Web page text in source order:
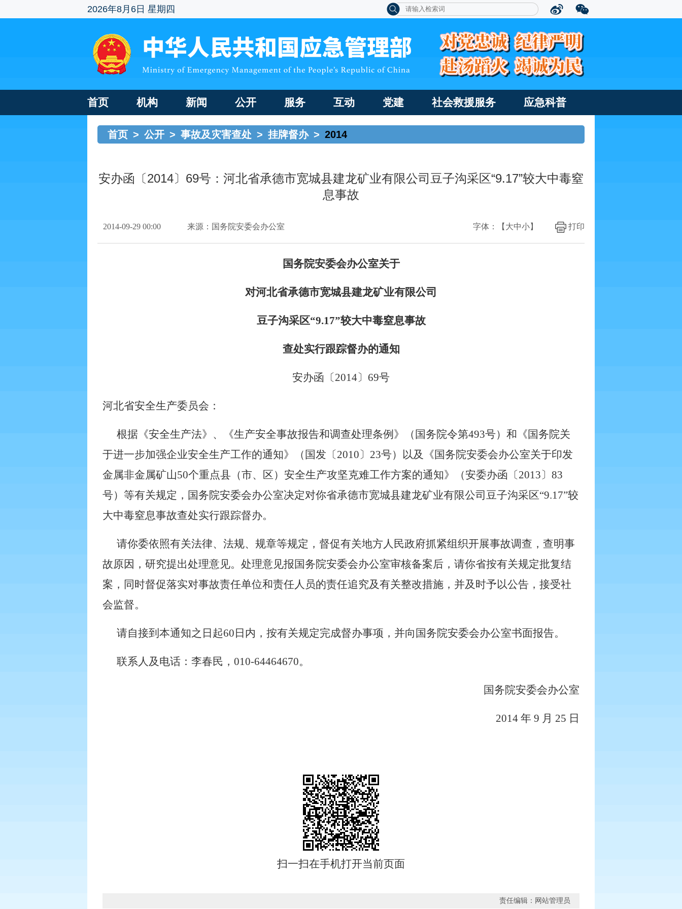
2026年8月6日 星期四
首页 机构 新闻 公开 服务 互动 党建 社会救援服务 应急科普
首页 > 公开 > 事故及灾害查处 > 挂牌督办 > 2014
安办函〔2014〕69号：河北省承德市宽城县建龙矿业有限公司豆子沟采区“9.17”较大中毒窒
息事故
2014-09-29 00:00 来源：国务院安委会办公室 打印
字体：【 大中小】
国务院安委会办公室关于
对河北省承德市宽城县建龙矿业有限公司
豆子沟采区“9.17”较大中毒窒息事故
查处实行跟踪督办的通知
安办函〔2014〕 69号
河北省安全生产委员会：
根据《安全生产法》、《生产安全事故报告和调查处理条例》（国务院令第493号）和《国务院关
于进一步加强企业安全生产工作的通知》（国发〔2010〕 23号）以及《国务院安委会办公室关于印发
金属非金属矿山50个重点县（市、区）安全生产攻坚克难工作方案的通知》（安委办函〔2013〕 83
号）等有关规定，国务院安委会办公室决定对你省承德市宽城县建龙矿业有限公司豆子沟采区“9.17”较
大中毒窒息事故查处实行跟踪督办。
请你委依照有关法律、法规、规章等规定，督促有关地方人民政府抓紧组织开展事故调查，查明事
故原因，研究提出处理意见。处理意见报国务院安委会办公室审核备案后，请你省按有关规定批复结
案，同时督促落实对事故责任单位和责任人员的责任追究及有关整改措施，并及时予以公告，接受社
会监督。
请自接到本通知之日起60 日内，按有关规定完成督办事项，并向国务院安委会办公室书面报告。
联系人及电话：李春民， 010-64464670。
国务院安委会办公室
2014 年 9 月 25 日
扫一扫在手机打开当前页面
责任编辑：网站管理员